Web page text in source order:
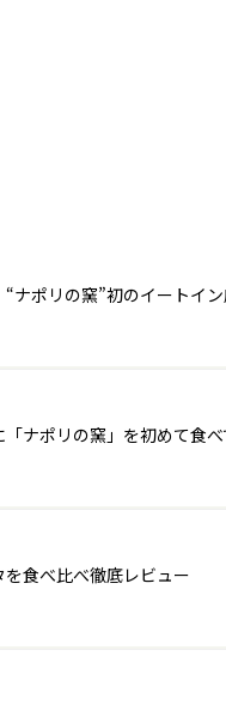
“ナポリの窯”初のイートイ
「ナポリの窯」を初めて食
食べ比べ徹底レビュー